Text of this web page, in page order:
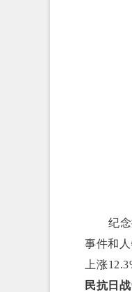
纪念
事件和
上涨
民抗日